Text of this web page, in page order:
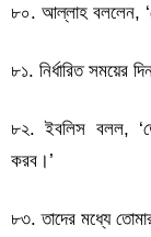
৮০. আল্লাহ বললেন,
৮১. নির্ধারিত সময়ের
৮২. ইবলিস বলল,
করব।’
৮৩. তাদের মধ্যে